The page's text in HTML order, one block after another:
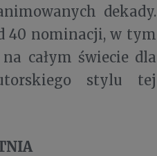
dekady.
40 nominacji, w tym
całym świecie dla
stylu tej